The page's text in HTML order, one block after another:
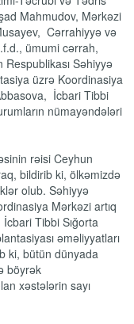
Mahmudov, Mərkəzi
Cərrahiyyə və
ümumi cərrah,
Səhiyyə
üzrə Koordinasiya
İcbari Tibbi
nümayəndələri
rəisi Ceyhun
bildirib ki, ölkəmizdə
olub. Səhiyyə
Mərkəzi artıq
Tibbi Sığorta
əməliyyatları
ki, bütün dünyada
böyrək
xəstələrin sayı